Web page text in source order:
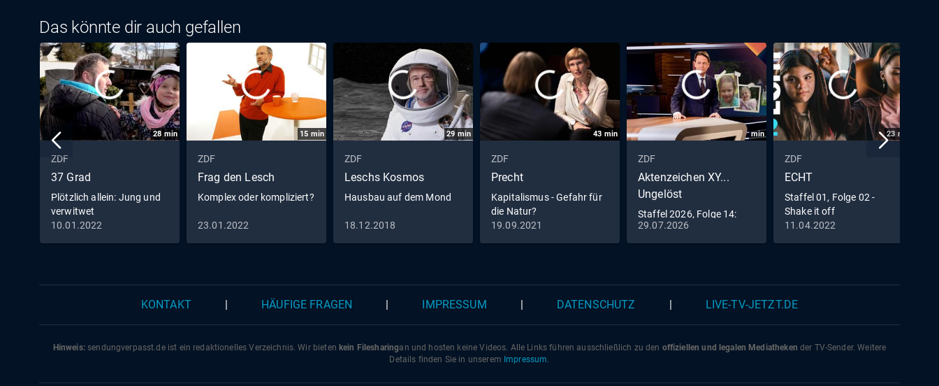
Das könnte dir auch gefallen
28 min
ZDF
37 Grad
Plötzlich allein: Jung und
verwitwet
10.01.2022
15 min
ZDF
Frag den Lesch
Komplex oder kompliziert?
23.01.2022
29 min
ZDF
Leschs Kosmos
Hausbau auf dem Mond
18.12.2018
43 min
ZDF
Precht
Kapitalismus - Gefahr für
die Natur?
19.09.2021
min
ZDF
Aktenzeichen XY...
Ungelöst
Staffel 2026, Folge 14:
Aktenzeichen XY...
Ungelöst am 29.07.2026
29.07.2026
23 min
ZDF
ECHT
Staffel 01, Folge 02 -
Shake it off
11.04.2022
KONTAKT HÄUFIGE FRAGEN IMPRESSUM DATENSCHUTZ LIVE-TV-JETZT.DE
Hinweis:sendungverpasst.deist ein redaktionelles Verzeichnis. Wir bieten kein Filesharingan und hosten keine Videos. Alle Links führen ausschließlich zu den offiziellen und legalen Mediatheken der TV-Sender. Weitere
Details finden Sie in unserem Impressum.